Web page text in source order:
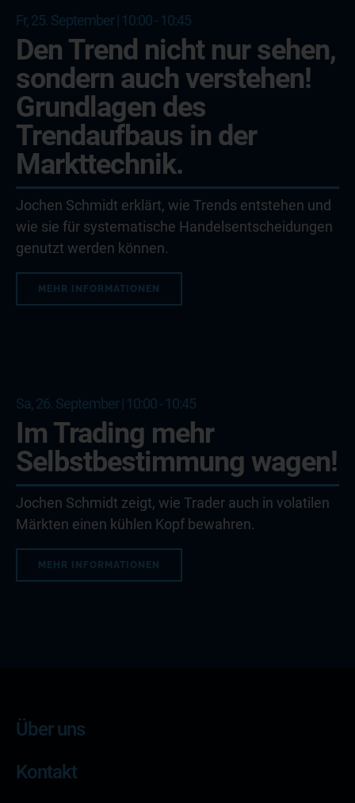
Fr, 25. September | 10:00 - 10:45
Den Trend nicht nur sehen,
sondern auch verstehen!
Grundlagen des
Trendaufbaus in der
Markttechnik.
Jochen Schmidt erklärt, wie Trends entstehen und
wie sie für systematische Handelsentscheidungen
genutzt werden können.
MEHR INFORMATIONEN
Sa, 26. September | 10:00 - 10:45
Im Trading mehr
Selbstbestimmung wagen!
Jochen Schmidt zeigt, wie Trader auch in volatilen
Märkten einen kühlen Kopf bewahren.
MEHR INFORMATIONEN
Über uns
Kontakt